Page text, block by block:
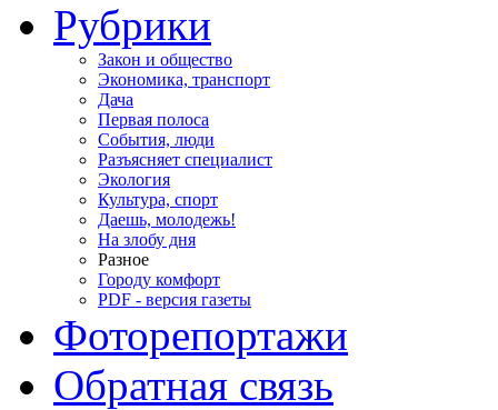
Рубрики
Закон и общество
Экономика, транспорт
Дача
Первая полоса
События, люди
Разъясняет специалист
Экология
Культура, спорт
Даешь, молодежь!
На злобу дня
Разное
Городу комфорт
PDF - версия газеты
Фоторепортажи
Обратная связь